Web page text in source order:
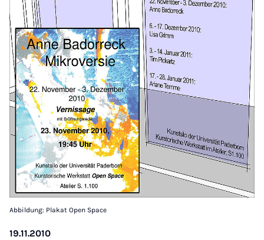
Abbildung: Plakat Open Space
19.11.2010